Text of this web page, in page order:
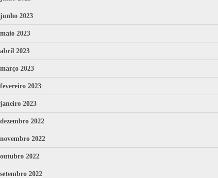
junho 2023
maio 2023
abril 2023
março 2023
fevereiro 2023
janeiro 2023
dezembro 2022
novembro 2022
outubro 2022
setembro 2022